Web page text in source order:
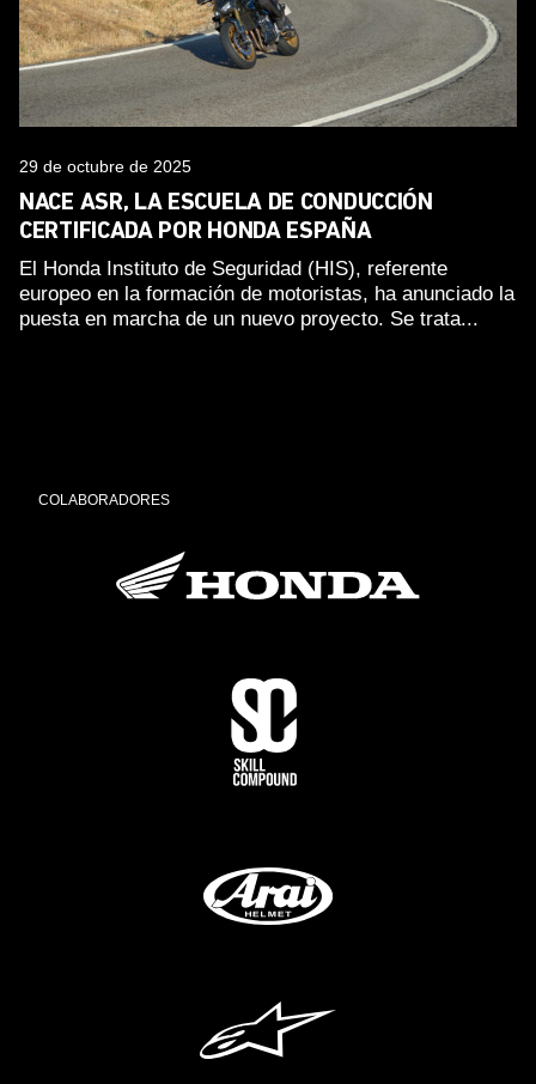
29 de octubre de 2025
NACE ASR, LA ESCUELA DE CONDUCCIÓN
CERTIFICADA POR HONDA ESPAÑA
El Honda Instituto de Seguridad (HIS), referente
europeo en la formación de motoristas, ha anunciado la
puesta en marcha de un nuevo proyecto. Se trata...
COLABORADORES